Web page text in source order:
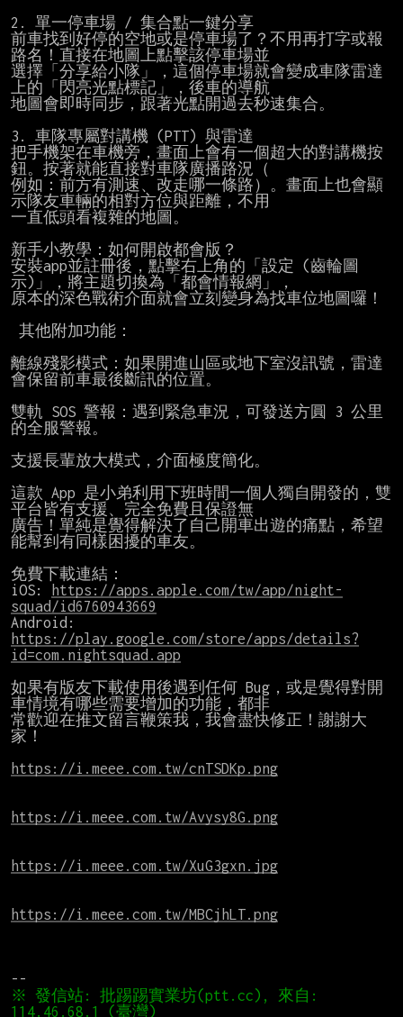
2. 單一停車場 / 集合點一鍵分享
前車找到好停的空地或是停車場了？不用再打字或報
路名！直接在地圖上點擊該停車場並
選擇「分享給小隊」，這個停車場就會變成車隊雷達
上的「閃亮光點標記」，後車的導航
地圖會即時同步，跟著光點開過去秒速集合。
3. 車隊專屬對講機 (PTT) 與雷達
把手機架在車機旁，畫面上會有一個超大的對講機按
鈕。按著就能直接對車隊廣播路況（
例如：前方有測速、改走哪一條路）。畫面上也會顯
示隊友車輛的相對方位與距離，不用
一直低頭看複雜的地圖。
新手小教學：如何開啟都會版？
安裝app並註冊後，點擊右上角的「設定 (齒輪圖
示)」，將主題切換為「都會情報網」，
原本的深色戰術介面就會立刻變身為找車位地圖囉！
離線殘影模式：如果開進山區或地下室沒訊號，雷達
會保留前車最後斷訊的位置。
雙軌 SOS 警報：遇到緊急車況，可發送方圓 3 公里
的全服警報。
支援長輩放大模式，介面極度簡化。
這款 App 是小弟利用下班時間一個人獨自開發的，雙
平台皆有支援、完全免費且保證無
廣告！單純是覺得解決了自己開車出遊的痛點，希望
能幫到有同樣困擾的車友。
免費下載連結：
iOS:
https://apps.apple.com/tw/app/night-
squad/id6760943669
https://play.google.com/store/apps/details?
id=com.nightsquad.app
如果有版友下載使用後遇到任何 Bug，或是覺得對開
車情境有哪些需要增加的功能，都非
常歡迎在推文留言鞭策我，我會盡快修正！謝謝大
家！
https://i.meee.com.tw/cnTSDKp.png
https://i.meee.com.tw/Avysy8G.png
https://i.meee.com.tw/XuG3gxn.jpg
https://i.meee.com.tw/MBCjhLT.png
※ 發信站: 批踢踢實業坊(ptt.cc), 來自: